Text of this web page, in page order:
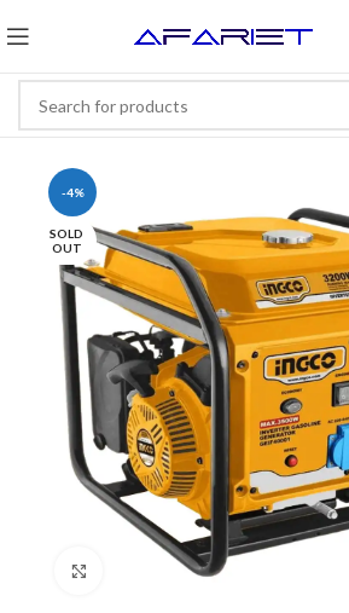
-4%
SOLD
OUT
Click to enlarge